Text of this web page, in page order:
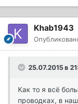
Khab1943
25.07.2015 в
Как то я всё
проводках, в